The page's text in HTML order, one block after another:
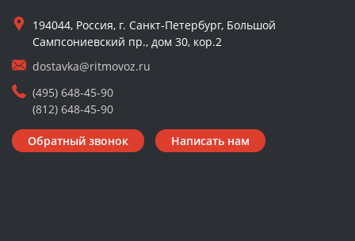
194044, Россия, г. Санкт-Петербург, Большой
Сампсониевский пр., дом 30, кор.2
dostavka@ritmovoz.ru
(495) 648-45-90
(812) 648-45-90
Обратный звонок Написать нам